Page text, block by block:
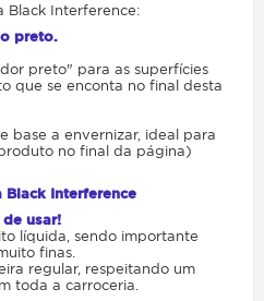
Black Interference:
preto.
preto" para as superfícies
que se enconta no final desta
base a envernizar, ideal para
no final da página)
Interference
usar!
líquida, sendo importante
finas.
regular, respeitando um
toda a carroceria.